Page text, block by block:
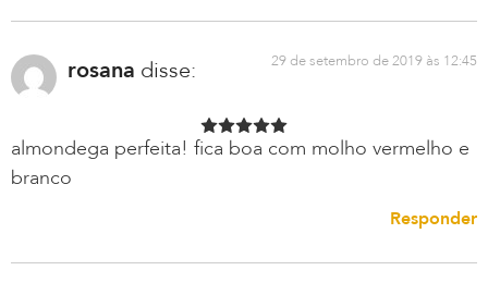
rosana disse: 29 de setembro de 2019 às 12:45
almondega perfeita! fica boa com molho vermelho e
branco
Responder